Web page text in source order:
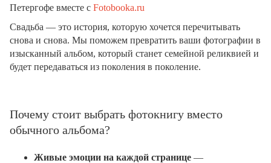
Петергофе вместе с Fotobooka.ru
Свадьба — это история, которую хочется перечитывать
снова и снова. Мы поможем превратить ваши фотографии в
изысканный альбом, который станет семейной реликвией и
будет передаваться из поколения в поколение.
Почему стоит выбрать фотокнигу вместо
обычного альбома?
Живые эмоции на каждой странице —